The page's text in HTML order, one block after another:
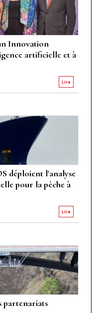
Innovation
artificielle et à
Lire
déploient l'analyse
pour la pêche à
Lire
partenariats